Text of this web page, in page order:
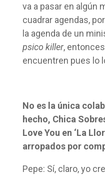
va a pasar en algún
cuadrar agendas,
la agenda de un
psico killer,
encuentren pues lo
No es la única
hecho, Chica
Love You en ‘La
arropados por
Pepe: Sí, claro, yo